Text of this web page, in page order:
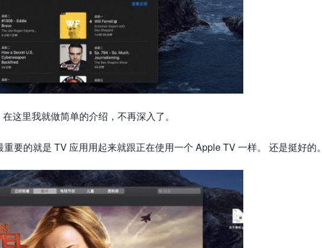
这里我就做简单的介绍，不再深入了。
要的就是 TV 应用用起来就跟正在使用一个 Apple TV 一样。 还是挺好的